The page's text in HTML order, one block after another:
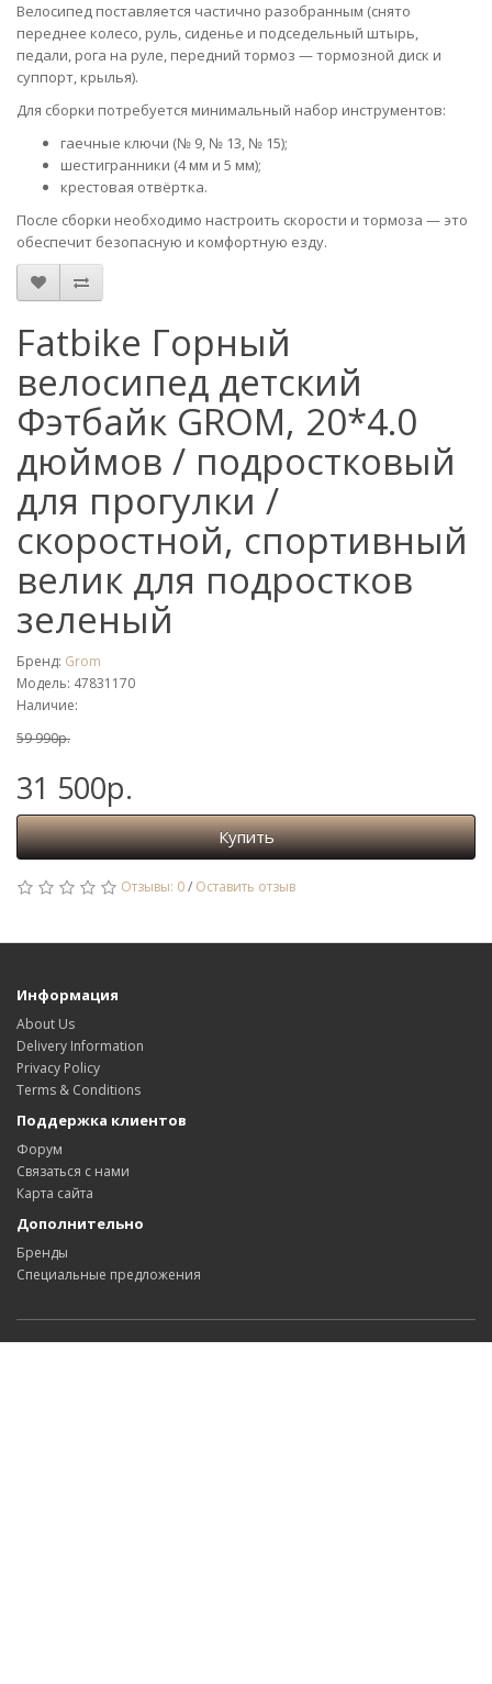
Велосипед поставляется частично разобранным (снято
переднее колесо, руль, сиденье и подседельный штырь,
педали, рога на руле, передний тормоз — тормозной диск и
суппорт, крылья).
Для сборки потребуется минимальный набор инструментов:
гаечные ключи (№ 9, № 13, № 15);
шестигранники (4 мм и 5 мм);
крестовая отвёртка.
После сборки необходимо настроить скорости и тормоза — это
обеспечит безопасную и комфортную езду.
Fatbike Горный
велосипед детский
Фэтбайк GROM, 20*4.0
дюймов / подростковый
для прогулки /
скоростной, спортивный
велик для подростков
зеленый
Бренд: Grom
Модель: 47831170
Наличие:
59 990р.
31 500р.
Купить
Отзывы: 0/ Оставить отзыв
Информация
About Us
Delivery Information
Privacy Policy
Terms & Conditions
Поддержка клиентов
Форум
Связаться с нами
Карта сайта
Дополнительно
Бренды
Специальные предложения